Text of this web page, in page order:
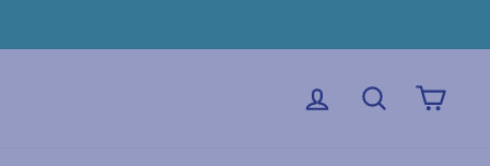
INICIAR SESIÓN
BUSCAR